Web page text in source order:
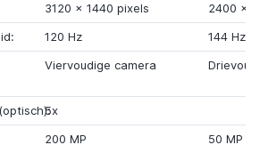
3120 x 1440 pixels 2400 x
120 Hz
144 Hz
Viervoudige camera
5x
200 MP
50 MP